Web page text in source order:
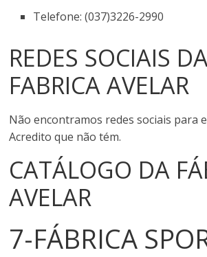
Telefone: (037)3226-2990
REDES SOCIAIS
FABRICA AVELAR
Não encontramos redes sociais para
Acredito que não tém.
CATÁLOGO DA
AVELAR
7-FÁBRICA